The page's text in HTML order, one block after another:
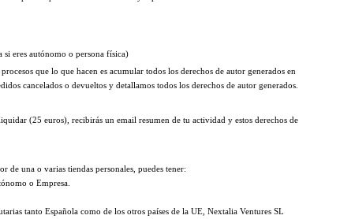
si eres autónomo o persona física)
que lo que hacen es acumular todos los derechos de autor generados en
cancelados o devueltos y detallamos todos los derechos de autor generados.
(25 euros), recibirás un email resumen de tu actividad y estos derechos de
de una o varias tiendas personales, puedes tener:
o Empresa.
tanto Española como de los otros países de la UE, Nextalia Ventures SL